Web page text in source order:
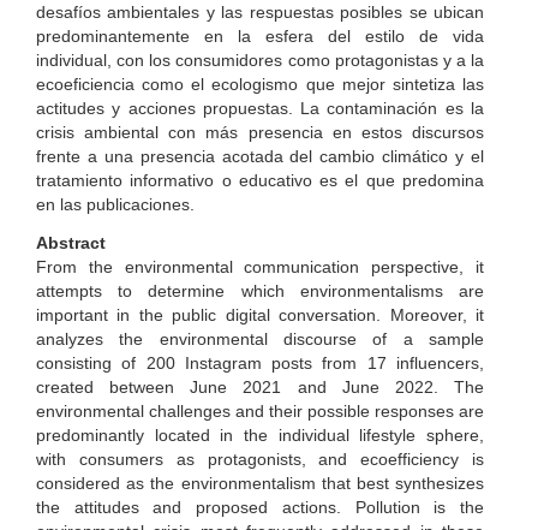
desafíos ambientales y las respuestas posibles se ubican
predominantemente en la esfera del estilo de vida
individual, con los consumidores como protagonistas y a la
ecoeficiencia como el ecologismo que mejor sintetiza las
actitudes y acciones propuestas. La contaminación es la
crisis ambiental con más presencia en estos discursos
frente a una presencia acotada del cambio climático y el
tratamiento informativo o educativo es el que predomina
en las publicaciones.
Abstract
From the environmental communication perspective, it
attempts to determine which environmentalisms are
important in the public digital conversation. Moreover, it
analyzes the environmental discourse of a sample
consisting of 200 Instagram posts from 17 influencers,
created between June 2021 and June 2022. The
environmental challenges and their possible responses are
predominantly located in the individual lifestyle sphere,
with consumers as protagonists, and ecoefficiency is
considered as the environmentalism that best synthesizes
the attitudes and proposed actions. Pollution is the